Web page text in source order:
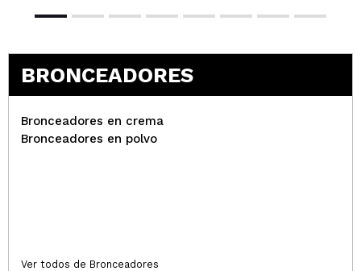
BRONCEADORES
Bronceadores en crema
Bronceadores en polvo
Ver todos de Bronceadores